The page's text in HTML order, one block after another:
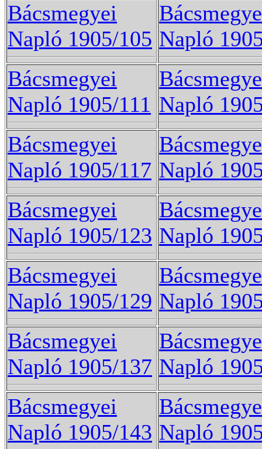
Bácsmegyei
Napló 1905/105 Napló
Bácsmegyei
Napló 1905/111 Napló
Bácsmegyei
Napló 1905/117 Napló
Bácsmegyei
Napló 1905/123 Napló
Bácsmegyei
Napló 1905/129 Napló
Bácsmegyei
Napló 1905/137 Napló
Bácsmegyei
Napló 1905/143 Napló